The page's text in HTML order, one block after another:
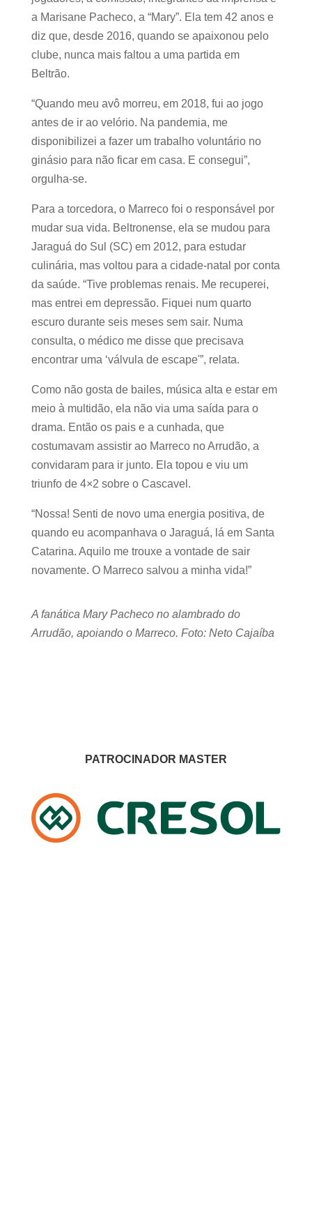
a Marisane Pacheco, a “Mary”. Ela tem 42 anos e
diz que, desde 2016, quando se apaixonou pelo
clube, nunca mais faltou a uma partida em
Beltrão.
“Quando meu avô morreu, em 2018, fui ao jogo
antes de ir ao velório. Na pandemia, me
disponibilizei a fazer um trabalho voluntário no
ginásio para não ficar em casa. E consegui”,
orgulha-se.
Para a torcedora, o Marreco foi o responsável por
mudar sua vida. Beltronense, ela se mudou para
Jaraguá do Sul (SC) em 2012, para estudar
culinária, mas voltou para a cidade-natal por conta
da saúde. “Tive problemas renais. Me recuperei,
mas entrei em depressão. Fiquei num quarto
escuro durante seis meses sem sair. Numa
consulta, o médico me disse que precisava
encontrar uma ‘válvula de escape'”, relata.
Como não gosta de bailes, música alta e estar em
meio à multidão, ela não via uma saída para o
drama. Então os pais e a cunhada, que
costumavam assistir ao Marreco no Arrudão, a
convidaram para ir junto. Ela topou e viu um
triunfo de 4×2 sobre o Cascavel.
“Nossa! Senti de novo uma energia positiva, de
quando eu acompanhava o Jaraguá, lá em Santa
Catarina. Aquilo me trouxe a vontade de sair
novamente. O Marreco salvou a minha vida!”
A fanática Mary Pacheco no alambrado do
Arrudão, apoiando o Marreco. Foto: Neto Cajaíba
PATROCINADOR MASTER